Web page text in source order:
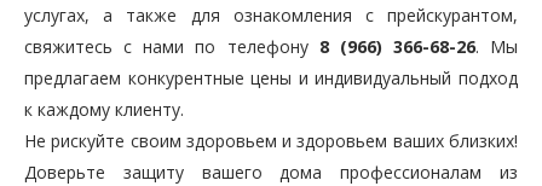
услугах, а также для ознакомления с прейскурантом,
свяжитесь с нами по телефону 8 (966) 366-68-26. Мы
предлагаем конкурентные цены и индивидуальный подход
к каждому клиенту.
Не рискуйте своим здоровьем и здоровьем ваших близких!
Доверьте защиту вашего дома профессионалам из